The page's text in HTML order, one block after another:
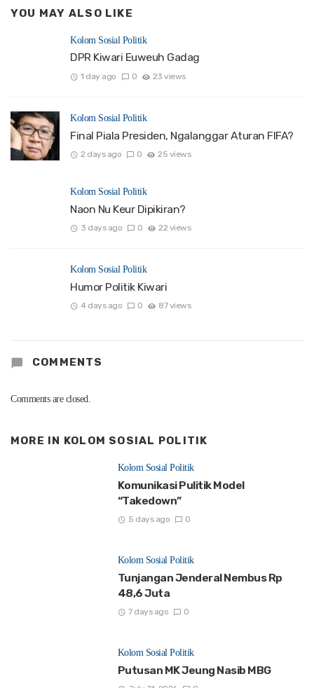
YOU MAY ALSO LIKE
Kolom Sosial Politik
DPR Kiwari Euweuh Gadag
1 day ago 0 23 views
Kolom Sosial Politik
Final Piala Presiden, Ngalanggar Aturan FIFA?
2 days ago 0 25 views
Kolom Sosial Politik
Naon Nu Keur Dipikiran?
3 days ago 0 22 views
Kolom Sosial Politik
Humor Politik Kiwari
4 days ago 0 87 views
COMMENTS
Comments are closed.
MORE IN KOLOM SOSIAL POLITIK
Kolom Sosial Politik
Komunikasi Pulitik Model
“Takedown”
5 days ago 0
Kolom Sosial Politik
Tunjangan Jenderal Nembus Rp
48,6 Juta
7 days ago 0
Kolom Sosial Politik
Putusan MK Jeung Nasib MBG